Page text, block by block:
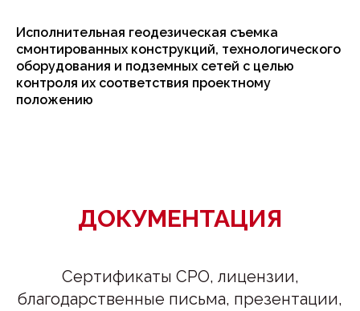
Исполнительная геодезическая съемка
смонтированных конструкций, технологического
оборудования и подземных сетей с целью
контроля их соответствия проектному
положению
ДОКУМЕНТАЦИЯ
Сертификаты СРО, лицензии,
благодарственные письма, презентации,